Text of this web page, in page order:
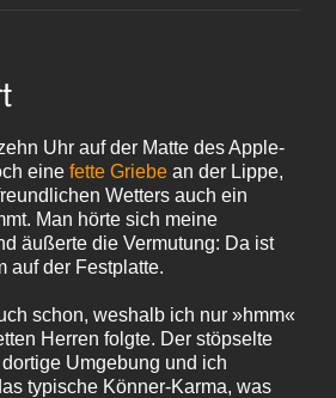
Uhr auf der Matte des Apple-
eine fette Griebe an der Lippe,
Wetters auch ein
Man hörte sich meine
äußerte die Vermutung: Da ist
auf der Festplatte.
schon, weshalb ich nur »hmm«
Herren folgte. Der stöpselte
Umgebung und ich
typische Könner-Karma, was